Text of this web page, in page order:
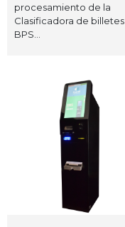
procesamiento de la
Clasificadora de billetes
BPS...